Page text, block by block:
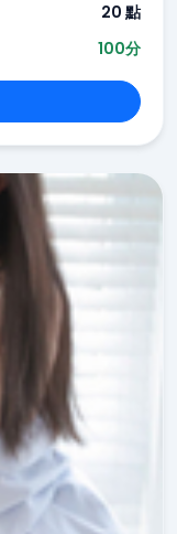
20 點
100分